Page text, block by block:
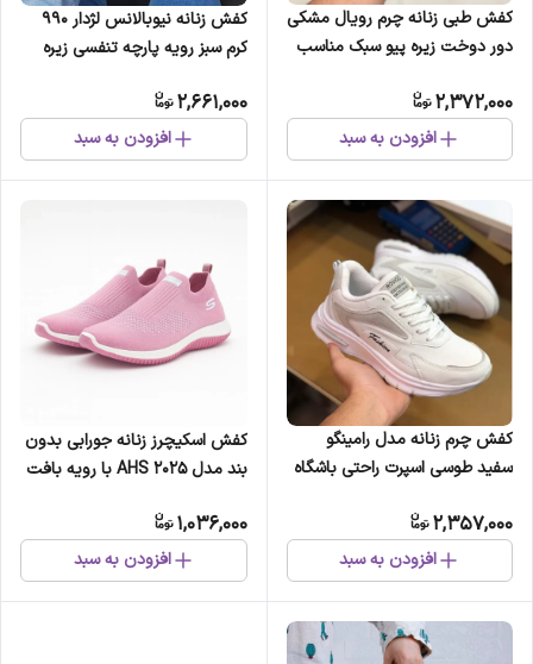
کفش طبی زنانه چرم رویال مشکی
دور دوخت زیره پیو سبک مناسب
2,372,000
افزودن به سبد
کفش زنانه نیوبالانس لژدار 990
کرم سبز رویه پارچه تنفسی زیره
2,661,000
افزودن به سبد
کفش چرم زنانه مدل رامینگو
سفید طوسی اسپرت راحتی باشگاه
2,357,000
افزودن به سبد
کفش اسکیچرز زنانه جورابی بدون
بند مدل AHS 2025 با رویه بافت
1,036,000
افزودن به سبد